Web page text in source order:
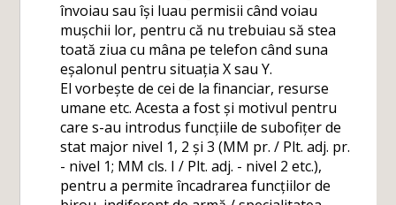
învoiau sau își luau permisii când voiau
mușchii lor, pentru că nu trebuiau să stea
toată ziua cu mâna pe telefon când suna
eșalonul pentru situația X sau Y.
El vorbește de cei de la financiar, resurse
umane etc. Acesta a fost și motivul pentru
care s-au introdus funcțiile de subofițer de
stat major nivel 1, 2 și 3 (MM pr. / Plt. adj. pr.
- nivel 1; MM cls. I / Plt. adj. - nivel 2 etc.),
pentru a permite încadrarea funcțiilor de